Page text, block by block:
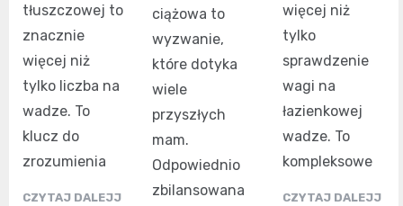
tłuszczowej to
znacznie
więcej niż
tylko liczba na
wadze. To
klucz do
zrozumienia
CZYTAJ DALEJJ
ciążowa to
wyzwanie,
które dotyka
wiele
przyszłych
mam.
Odpowiednio
zbilansowana
więcej niż
tylko
sprawdzenie
wagi na
łazienkowej
wadze. To
kompleksowe
CZYTAJ DALEJJ